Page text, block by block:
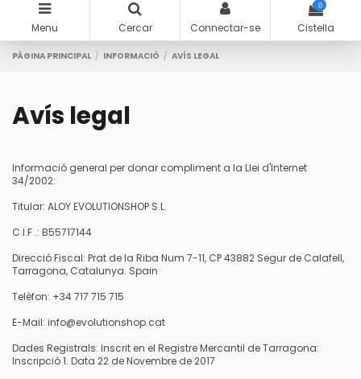
Menu Cercar Connectar-se
0
Cistella
PÀGINA PRINCIPAL INFORMACIÓ AVÍS LEGAL
Avís legal
Informació general per donar compliment a la Llei d'Internet
34/2002:
Titular: ALOYEVOLUTIONSHOP S.L.
C.I.F .: B55717144
DireccióFiscal: Prat de la Riba Num 7-11, CP43882 Segur de Calafell,
Tarragona, Catalunya. Spain
Telèfon: +34717 715 715
E-Mail: info@evolutionshop.cat
Dades Registrals: Inscrit en el Registre Mercantil de Tarragona:
Inscripció1. Data 22 de Novembre de2017